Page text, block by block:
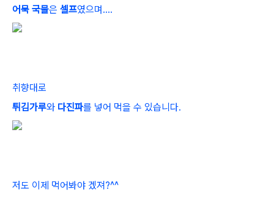
어묵 국물은 셀프였으며....
취향대로
튀김가루와 다진파를 넣어 먹을 수 있습니다.
저도 이제 먹어봐야 겠져?^^